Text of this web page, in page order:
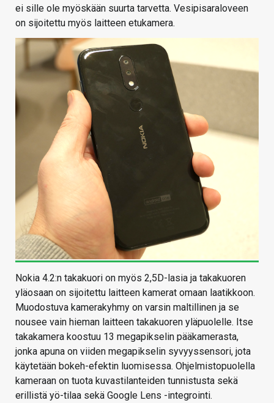
ei sille ole myöskään suurta tarvetta. Vesipisaraloveen
on sijoitettu myös laitteen etukamera.
Nokia 4.2:n takakuori on myös 2,5D-lasia ja takakuoren
yläosaan on sijoitettu laitteen kamerat omaan laatikkoon.
Muodostuva kamerakyhmy on varsin maltillinen ja se
nousee vain hieman laitteen takakuoren yläpuolelle. Itse
takakamera koostuu 13 megapikselin pääkamerasta,
jonka apuna on viiden megapikselin syvyyssensori, jota
käytetään bokeh-efektin luomisessa. Ohjelmistopuolella
kameraan on tuota kuvastilanteiden tunnistusta sekä
erillistä yö-tilaa sekä Google Lens -integrointi.